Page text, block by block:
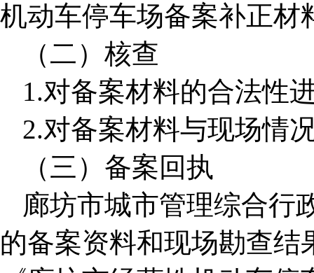
机动车停车场备案补正材
（二）核查
1.对备案材料的合法性
2.对备案材料与现场情
（三）备案回执
廊坊市城市管理综合行
的备案资料和现场勘查